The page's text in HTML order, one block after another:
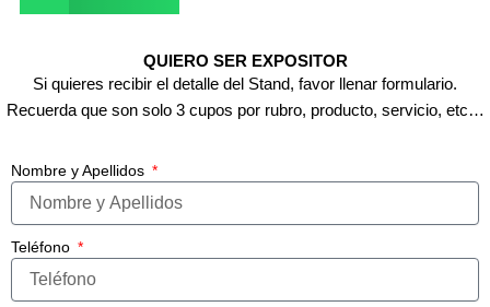
QUIERO SER EXPOSITOR
Si quieres recibir el detalle del Stand, favor llenar formulario.
Recuerda que son solo 3 cupos por rubro, producto, servicio, etc…
Nombre y Apellidos
Teléfono